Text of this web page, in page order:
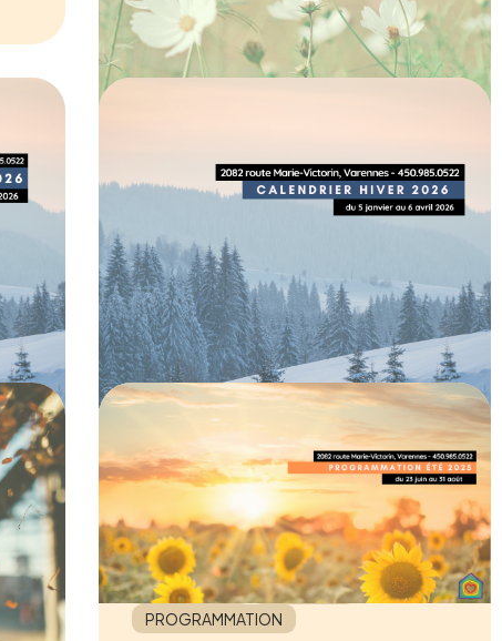
programmation de
l'hiver 2026
CALENDRIER PROGRAMMATION
Calendrier de la
programmation été
2025
29 MAI 2025
CALENDRIER
NOUVELLE
PROGRAMMATION